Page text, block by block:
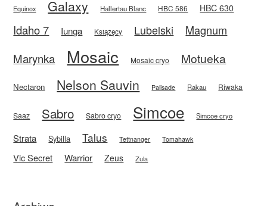
Equinox Galaxy Hallertau Blanc HBC 586 HBC 630
Idaho 7 Iunga Książęcy Lubelski
Magnum
Marynka
Mosaic Mosaic cryo Motueka
Nectaron Nelson Sauvin Palisade Rakau Riwaka
Saaz Sabro Sabro cryo Simcoe Simcoe cryo
Strata Sybilla Talus Tettnanger Tomahawk
Vic Secret Warrior Zeus Zula